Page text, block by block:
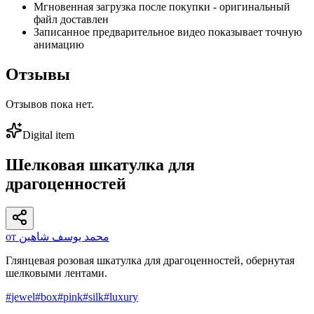
Мгновенная загрузка после покупки - оригинальный
файл доставлен
Записанное предварительное видео показывает точную
анимацию
Отзывы
Отзывов пока нет.
Digital item
Шелковая шкатулка для
драгоценностей
от محمد يوسف شاهين
Глянцевая розовая шкатулка для драгоценностей, обернутая
шелковыми лентами.
#jewel#box#pink#silk#luxury